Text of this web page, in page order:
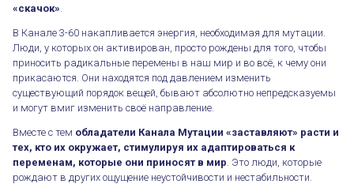
«скачок»
В Канале 3-60 накапливается энергия, необходимая для мутации.
Люди, у которых он активирован, просто рождены для того, чтобы
приносить радикальные перемены в наш мир и во всё, к чему они
прикасаются. Они находятся под давлением изменить
существующий порядок вещей, бывают абсолютно непредсказуемы
и могут вмиг изменить своё направление.
Вместе с тем обладатели Канала Мутации «заставляют» расти и
тех, кто их окружает, стимулируя их адаптироваться к
переменам, которые они приносят в мир . Это люди, которые
рождают в других ощущение неустойчивости и нестабильности.